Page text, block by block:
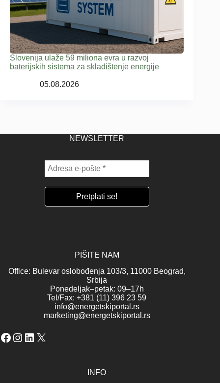
Slovenija ulaže 59 miliona evra u razvoj
baterijskih sistema za skladištenje energije
05.08.2026
NEWSLETTER
PIŠITE NAM
Office: Bulevar oslobođenja 103/3, 11000 Beograd,
Srbija
Ponedeljak–petak: 09–17h
Tel/Fax: +381 (11) 396 23 59
info@energetskiportal.rs
marketing@energetskiportal.rs
Facebook
Instagram
LinkedIn
X
INFO